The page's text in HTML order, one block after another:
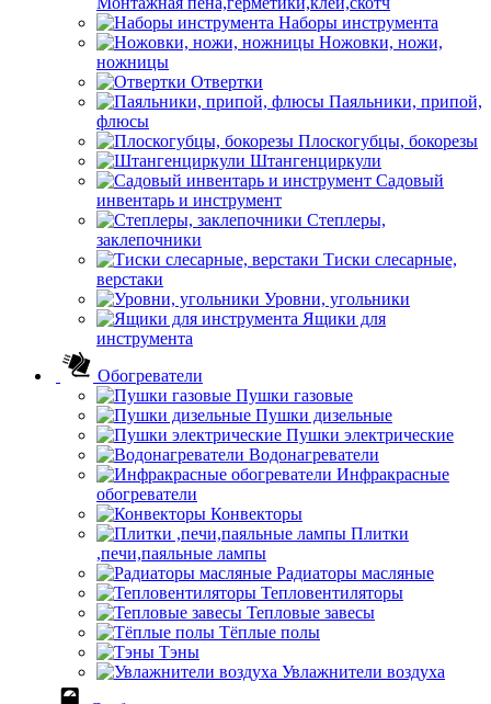
Наборы инструмента
Ножовки, ножи,
ножницы
Отвертки
Паяльники, припой,
флюсы
Плоскогубцы, бокорезы
Штангенциркули
Садовый
инвентарь и инструмент
Степлеры,
заклепочники
Тиски слесарные,
верстаки
Уровни, угольники
Ящики для
инструмента
Обогреватели
Пушки газовые
Пушки дизельные
Пушки электрические
Водонагреватели
Инфракрасные
обогреватели
Конвекторы
Плитки
,печи,паяльные лампы
Радиаторы масляные
Тепловентиляторы
Тепловые завесы
Тёплые полы
Тэны
Увлажнители воздуха